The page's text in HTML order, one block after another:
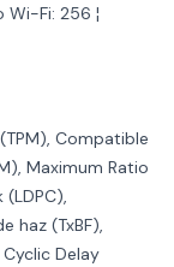
Fi: 256 ¦
Compatible
Maximum Ratio
haz (TxBF),
Delay